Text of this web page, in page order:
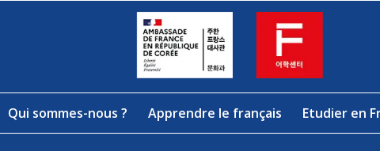
Qui sommes-nous ? Apprendre le français Etudier en